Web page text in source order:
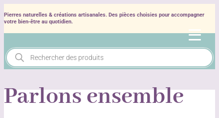
Pierres naturelles & créations artisanales. Des pièces choisies pour accompagner
votre bien‑être au quotidien.
Recherche
de
produits
Parlons ensemble